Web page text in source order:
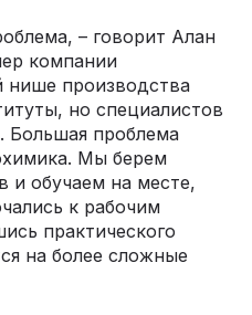
– говорит Алан
компании
нише производства
но специалистов
Большая проблема
Мы берем
и обучаем на месте,
к рабочим
практического
на более сложные